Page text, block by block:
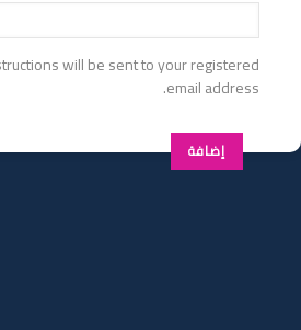
will be sent to your registered
email address.